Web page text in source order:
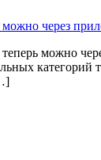
можно через
теперь можно